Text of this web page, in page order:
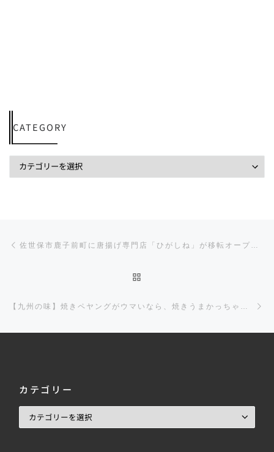
CATEGORY
投稿ナビゲーション 佐世保市鹿子前町に唐揚げ専門店「ひがしね」が移転オープン！ここの唐揚げが大好き！
カテゴリー